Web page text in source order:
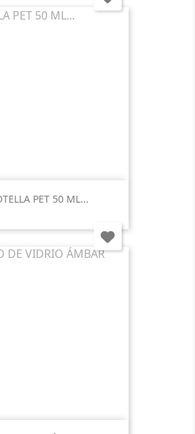
PET 50 ML...